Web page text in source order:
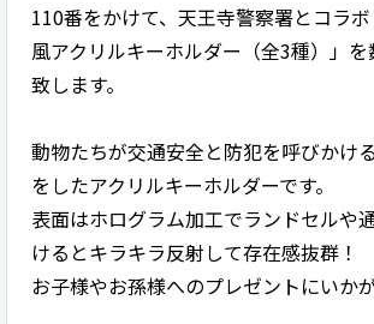
110番をかけて、天王寺警察署とコラ
風アクリルキーホルダー（全3種）」
致します。
動物たちが交通安全と防犯を呼びかけ
をしたアクリルキーホルダーです。
表面はホログラム加工でランドセルや
けるとキラキラ反射して存在感抜群！
お子様やお孫様へのプレゼントにいか